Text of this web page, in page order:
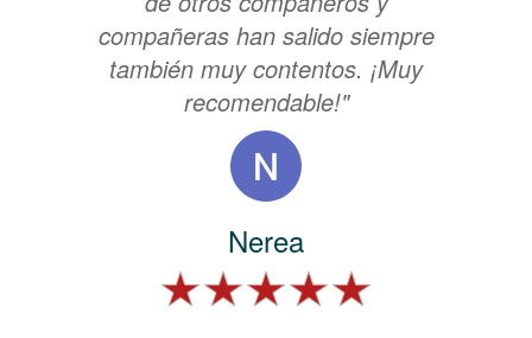
compañeras han salido siempre
también muy contentos. ¡Muy
recomendable!"
Nerea